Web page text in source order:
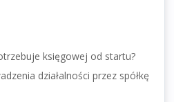
księgowej od startu?
działalności przez spółkę